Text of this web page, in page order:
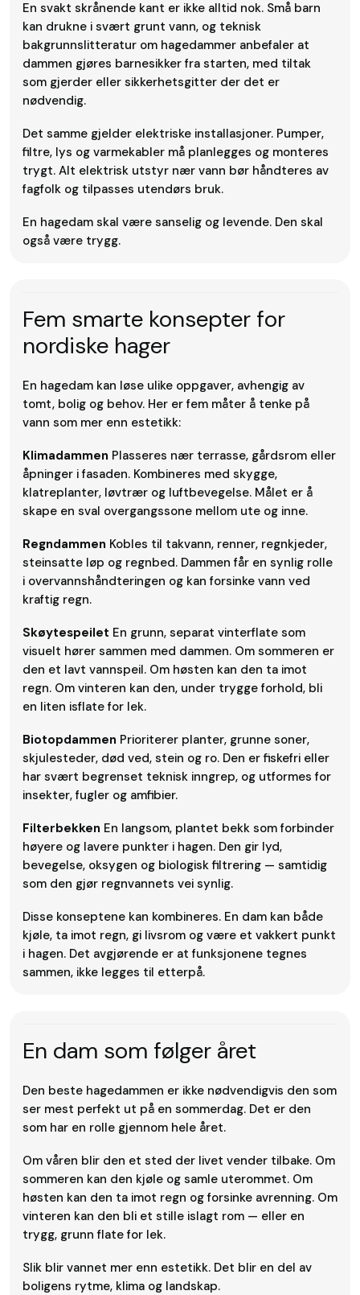
En svakt skrånende kant er ikke alltid nok. Små barn
kan drukne i svært grunt vann, og teknisk
bakgrunnslitteratur om hagedammer anbefaler at
dammen gjøres barnesikker fra starten, med tiltak
som gjerder eller sikkerhetsgitter der det er
nødvendig.
Det samme gjelder elektriske installasjoner. Pumper,
filtre, lys og varmekabler må planlegges og monteres
trygt. Alt elektrisk utstyr nær vann bør håndteres av
fagfolk og tilpasses utendørs bruk.
En hagedam skal være sanselig og levende. Den skal
også være trygg.
Fem smarte konsepter for
nordiske hager
En hagedam kan løse ulike oppgaver, avhengig av
tomt, bolig og behov. Her er fem måter å tenke på
vann som mer enn estetikk:
Klimadammen Plasseres nær terrasse, gårdsrom eller
åpninger i fasaden. Kombineres med skygge,
klatreplanter, løvtrær og luftbevegelse. Målet er å
skape en sval overgangssone mellom ute og inne.
Regndammen Kobles til takvann, renner, regnkjeder,
steinsatte løp og regnbed. Dammen får en synlig rolle
i overvannshåndteringen og kan forsinke vann ved
kraftig regn.
Skøytespeilet En grunn, separat vinterflate som
visuelt hører sammen med dammen. Om sommeren er
den et lavt vannspeil. Om høsten kan den ta imot
regn. Om vinteren kan den, under trygge forhold, bli
en liten isflate for lek.
Biotopdammen Prioriterer planter, grunne soner,
skjulesteder, død ved, stein og ro. Den er fiskefri eller
har svært begrenset teknisk inngrep, og utformes for
insekter, fugler og amfibier.
Filterbekken En langsom, plantet bekk som forbinder
høyere og lavere punkter i hagen. Den gir lyd,
bevegelse, oksygen og biologisk filtrering — samtidig
som den gjør regnvannets vei synlig.
Disse konseptene kan kombineres. En dam kan både
kjøle, ta imot regn, gi livsrom og være et vakkert punkt
i hagen. Det avgjørende er at funksjonene tegnes
sammen, ikke legges til etterpå.
En dam som følger året
Den beste hagedammen er ikke nødvendigvis den som
ser mest perfekt ut på en sommerdag. Det er den
som har en rolle gjennom hele året.
Om våren blir den et sted der livet vender tilbake. Om
sommeren kan den kjøle og samle uterommet. Om
høsten kan den ta imot regn og forsinke avrenning. Om
vinteren kan den bli et stille islagt rom — eller en
trygg, grunn flate for lek.
Slik blir vannet mer enn estetikk. Det blir en del av
boligens rytme, klima og landskap.